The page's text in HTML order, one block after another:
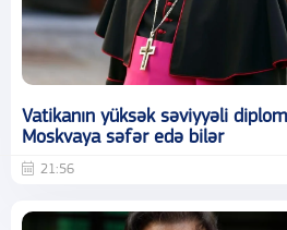
Vatikanın yüksək səviyyəli
Moskvaya səfər edə bilər
21:56